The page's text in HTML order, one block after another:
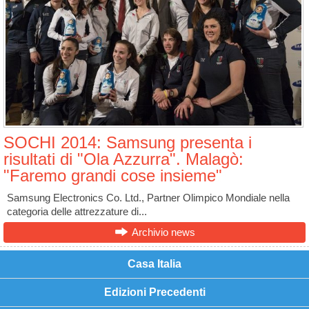
SOCHI 2014: Samsung presenta i
risultati di "Ola Azzurra". Malagò:
"Faremo grandi cose insieme"
Samsung Electronics Co. Ltd., Partner Olimpico Mondiale nella
categoria delle attrezzature di...
Archivio news
Casa Italia
Edizioni Precedenti